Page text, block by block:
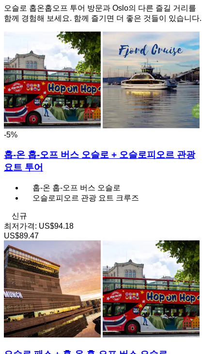
오슬로 홉온홉오프 투어 방문과 Oslo의 다른 즐길 거리를
함께 경험해 보세요. 함께 즐기면 더 좋은 것들이 있습니다.
-5%
홉-온 홉-오프 버스 오슬로 + 오슬로피오르 관광
요트 투어
홉-온 홉-오프 버스 오슬로
오슬로피오르 관광 요트 크루즈
신규
최저가격: US$94.18
US$89.47